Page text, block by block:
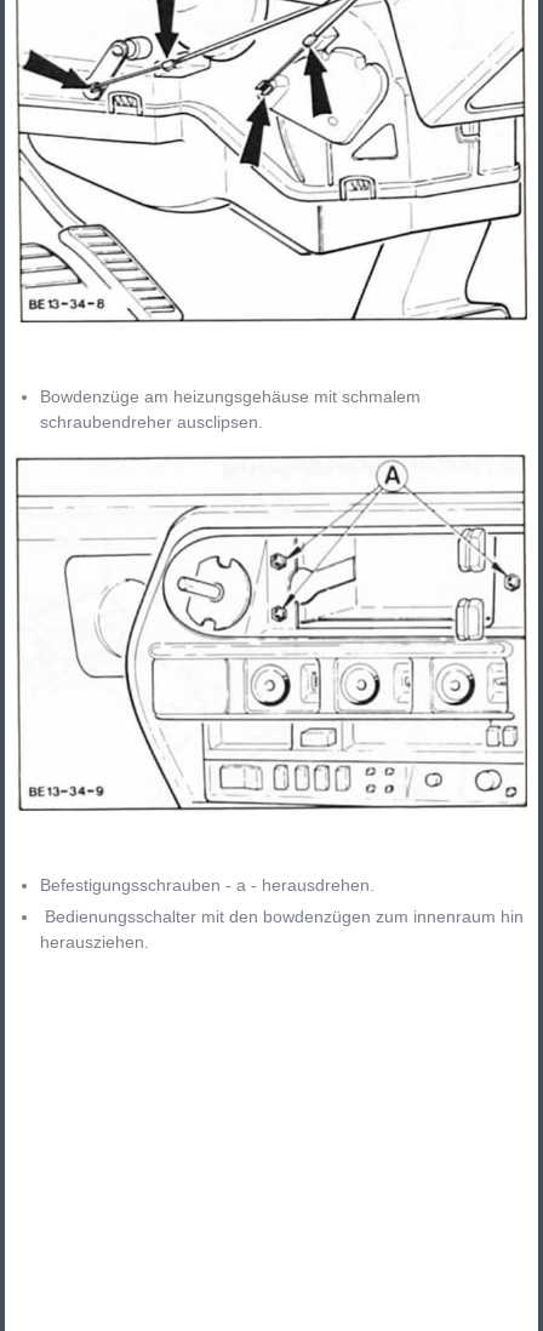
Bowdenzüge am heizungsgehäuse mit schmalem
schraubendreher ausclipsen.
Befestigungsschrauben - a - herausdrehen.
Bedienungsschalter mit den bowdenzügen zum innenraum hin
herausziehen.